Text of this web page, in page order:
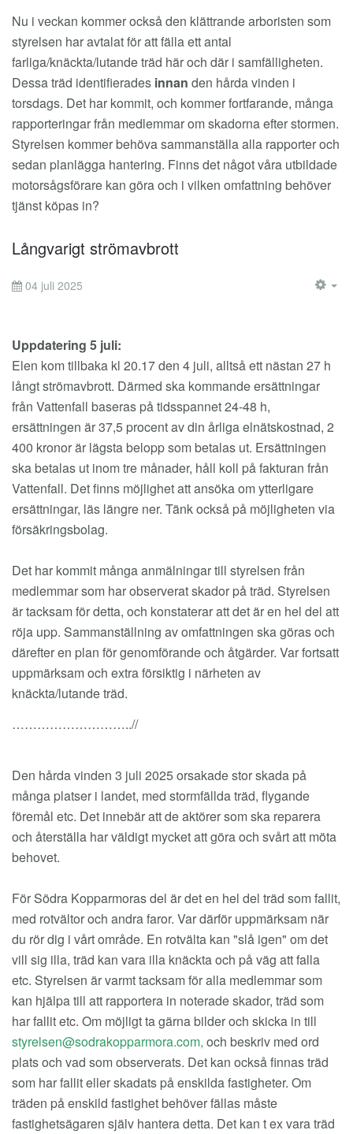
Nu i veckan kommer också den klättrande arboristen som
styrelsen har avtalat för att fälla ett antal
farliga/knäckta/lutande träd här och där i samfälligheten.
Dessa träd identifierades innan den hårda vinden i
torsdags. Det har kommit, och kommer fortfarande, många
rapporteringar från medlemmar om skadorna efter stormen.
Styrelsen kommer behöva sammanställa alla rapporter och
sedan planlägga hantering. Finns det något våra utbildade
motorsågsförare kan göra och i vilken omfattning behöver
tjänst köpas in?
Långvarigt strömavbrott
04 juli 2025
Uppdatering 5 juli:
Elen kom tillbaka kl 20.17 den 4 juli, alltså ett nästan 27 h
långt strömavbrott. Därmed ska kommande ersättningar
från Vattenfall baseras på tidsspannet 24-48 h,
ersättningen är 37,5 procent av din årliga elnätskostnad, 2
400 kronor är lägsta belopp som betalas ut. Ersättningen
ska betalas ut inom tre månader, håll koll på fakturan från
Vattenfall. Det finns möjlighet att ansöka om ytterligare
ersättningar, läs längre ner. Tänk också på möjligheten via
försäkringsbolag.
Det har kommit många anmälningar till styrelsen från
medlemmar som har observerat skador på träd. Styrelsen
är tacksam för detta, och konstaterar att det är en hel del att
röja upp. Sammanställning av omfattningen ska göras och
därefter en plan för genomförande och åtgärder. Var fortsatt
uppmärksam och extra försiktig i närheten av
knäckta/lutande träd.
………………………..//
Den hårda vinden 3 juli 2025 orsakade stor skada på
många platser i landet, med stormfällda träd, flygande
föremål etc. Det innebär att de aktörer som ska reparera
och återställa har väldigt mycket att göra och svårt att möta
behovet.
För Södra Kopparmoras del är det en hel del träd som fallit,
med rotvältor och andra faror. Var därför uppmärksam när
du rör dig i vårt område. En rotvälta kan "slå igen" om det
vill sig illa, träd kan vara illa knäckta och på väg att falla
etc. Styrelsen är varmt tacksam för alla medlemmar som
kan hjälpa till att rapportera in noterade skador, träd som
har fallit etc. Om möjligt ta gärna bilder och skicka in till
styrelsen@sodrakopparmora.com, och beskriv med ord
plats och vad som observerats. Det kan också finnas träd
som har fallit eller skadats på enskilda fastigheter. Om
träden på enskild fastighet behöver fällas måste
fastighetsägaren själv hantera detta. Det kan t ex vara träd